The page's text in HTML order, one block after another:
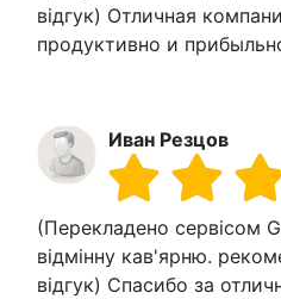
відгук) Отличная
продуктивно и
Иван Резцов
(Перекладено сервісом
відмінну кав'ярню.
відгук) Спасибо за